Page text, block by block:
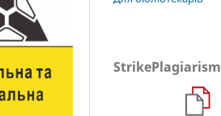
StrikePlagiarism